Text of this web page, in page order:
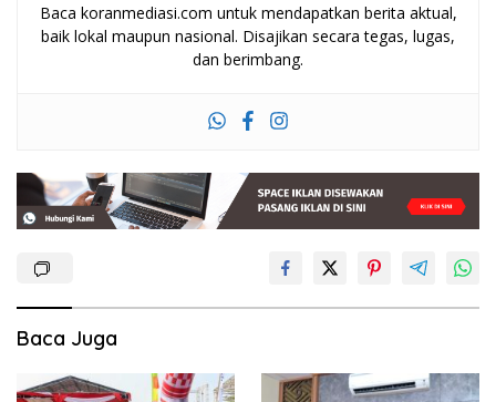
Baca koranmediasi.com untuk mendapatkan berita aktual,
baik lokal maupun nasional. Disajikan secara tegas, lugas,
dan berimbang.
Baca Juga